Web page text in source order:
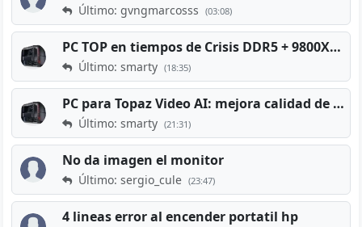
Último: gvngmarcosss (03:08)
PC TOP en tiempos de Crisis DDR5 + 9800X3D + RTX 5080 [2026][2400€]
Último: smarty (18:35)
PC para Topaz Video AI: mejora calidad de vídeos viejos
Último: smarty (21:31)
No da imagen el monitor
Último: sergio_cule (23:47)
4 lineas error al encender portatil hp